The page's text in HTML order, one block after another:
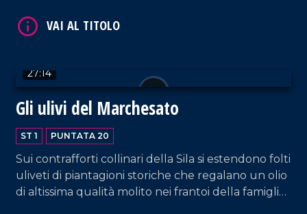
trattoria del 'Paesello' a Cosenza.
27:14
Gli ulivi del Marchesato
ST 1 PUNTATA 20
Sui contrafforti collinari della Sila si estendono folti
uliveti di piantagioni storiche che regalano un olio
di altissima qualità molito nei frantoi della famiglia
VAI AL TITOLO